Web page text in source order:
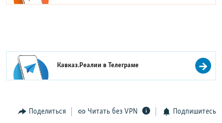
Кавказ.Реалии вТелеграме
Поделиться Читать без VPN Подпишитесь